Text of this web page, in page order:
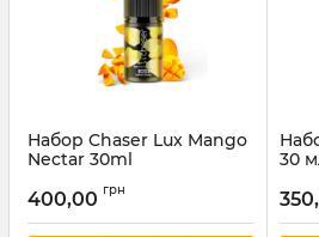
Набор Chaser Lux Mango
Nectar 30ml
400,00 грн
30